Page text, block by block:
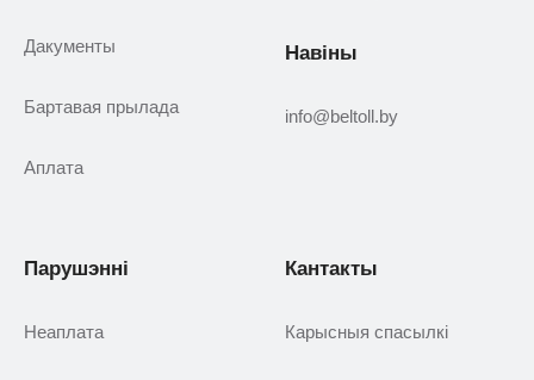
Дакументы
Бартавая прылада
Аплата
Навіны
info@beltoll.by
Парушэнні
Неаплата
Кантакты
Карысныя спасылкі